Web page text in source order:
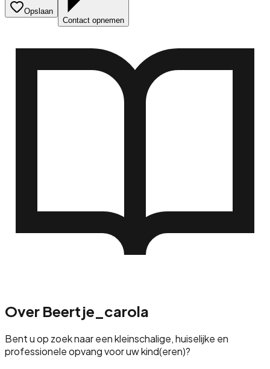
Opslaan
Contact opnemen
Over Beertje_carola
Bent u op zoek naar een kleinschalige, huiselijke en
professionele opvang voor uw kind(eren)?